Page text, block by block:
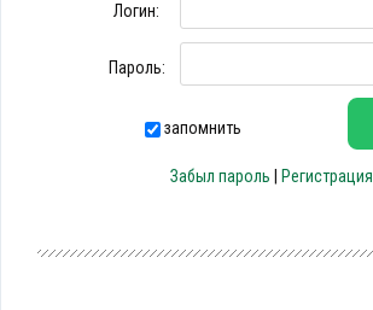
Логин:
Пароль:
запомнить
Забыл пароль Регистрация